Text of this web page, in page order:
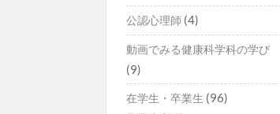
公認心理師 (4)
動画でみる健康科学科の学び
(9)
在学生・卒業生 (96)